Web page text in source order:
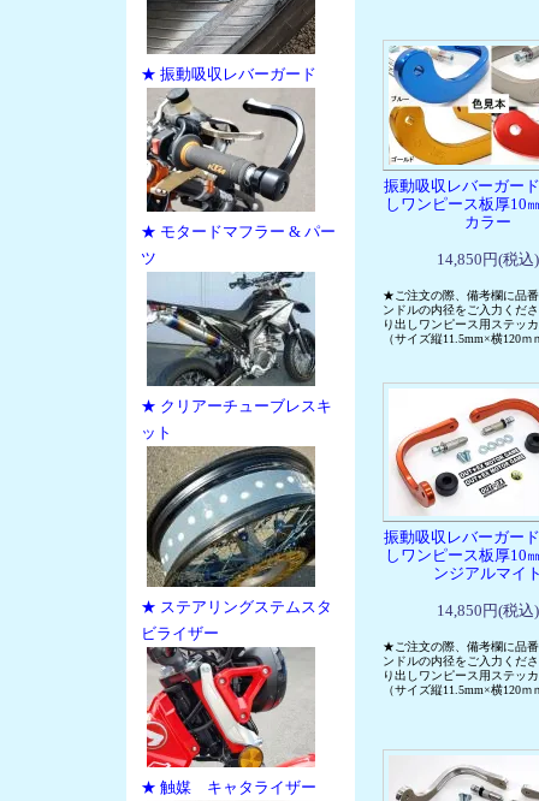
★ 振動吸収レバーガード
★ モタードマフラー & パー
ツ
★ クリアーチューブレスキ
ット
★ ステアリングステムスタ
ビライザー
★ 触媒 キャタライザー
振動吸収レバーガー
しワンピース板厚
カラー
14,850円(税込)
★ご注文の際、備考欄に品
ンドルの内径をご入力くだ
り出しワンピース用ステッ
（サイズ縦11.5mm×横120ｍ
振動吸収レバーガー
しワンピース板厚
ンジアルマイ
14,850円(税込)
★ご注文の際、備考欄に品
ンドルの内径をご入力くだ
り出しワンピース用ステッ
（サイズ縦11.5mm×横120ｍ